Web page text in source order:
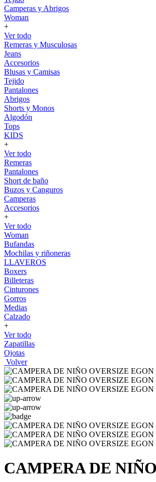
Camperas y Abrigos
Woman
+
Ver todo
Remeras y Musculosas
Jeans
Accesorios
Blusas y Camisas
Tejido
Pantalones
Abrigos
Shorts y Monos
Algodón
Tops
KIDS
+
Ver todo
Remeras
Pantalones
Short de baño
Buzos y Canguros
Camperas
Accesorios
+
Ver todo
Woman
Bufandas
Mochilas y riñoneras
LLAVEROS
Boxers
Billeteras
Cinturones
Gorros
Medias
Calzado
+
Ver todo
Zapatillas
Ojotas
Volver
CAMPERA DE